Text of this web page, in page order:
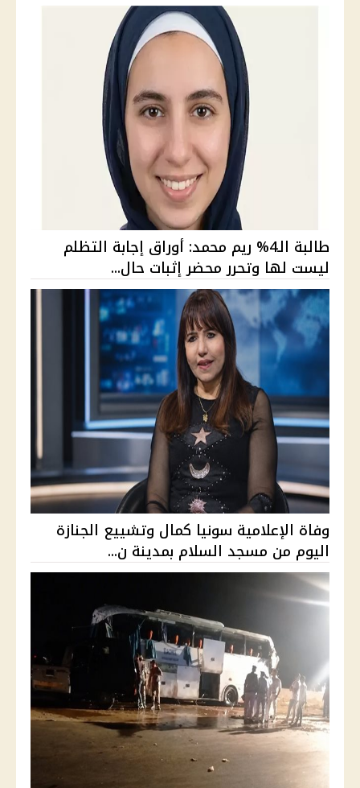
طالبة الـ4% ريم محمد: أوراق إجابة التظلم
ليست لها وتحرر محضر إثبات حال...
وفاة الإعلامية سونيا كمال وتشييع الجنازة
اليوم من مسجد السلام بمدينة ن...